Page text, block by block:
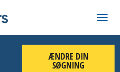
ÆNDRE DIN
SØGNING